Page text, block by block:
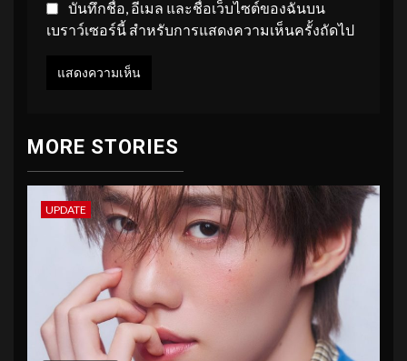
บันทึกชื่อ, อีเมล และชื่อเว็บไซต์ของฉันบน
เบราว์เซอร์นี้ สำหรับการแสดงความเห็นครั้งถัดไป
MORE STORIES
UPDATE